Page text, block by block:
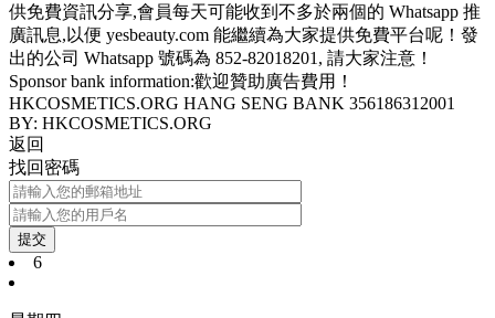
供免費資訊分享,會員每天可能收到不多於兩個的 Whatsapp 推
廣訊息,以便 yesbeauty.com 能繼續為大家提供免費平台呢！發
出的公司 Whatsapp 號碼為 852-82018201, 請大家注意！
Sponsor bank information:歡迎贊助廣告費用！
HKCOSMETICS.ORG HANG SENG BANK 356186312001
BY: HKCOSMETICS.ORG
返回
找回密碼
提交
6